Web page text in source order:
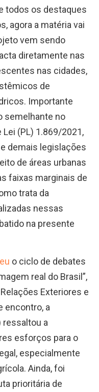
todos os destaques
agora a matéria vai
vem sendo
diretamente nas
nas cidades,
de
Importante
semelhante no
Lei (PL) 1.869/2021,
demais legislações
de áreas urbanas
faixas marginais de
trata da
nessas
na presente
o ciclo de debates
real do Brasil”,
Exteriores e
encontro, a
ressaltou a
esforços para o
especialmente
Ainda, foi
prioritária de